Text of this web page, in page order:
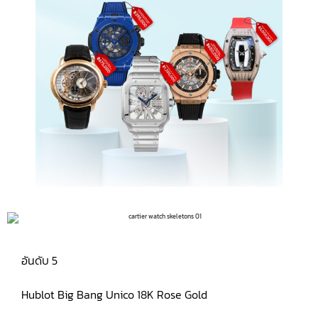
อันดับ 5
Hublot Big Bang Unico 18K Rose Gold